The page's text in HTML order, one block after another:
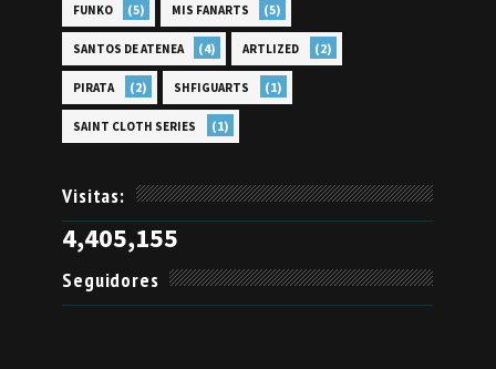
FUNKO (5) MIS FANARTS (5)
SANTOS DE ATENEA (4) ARTLIZED (2)
PIRATA (2) SHFIGUARTS (1)
SAINT CLOTH SERIES (1)
Visitas:
4,405,155
Seguidores